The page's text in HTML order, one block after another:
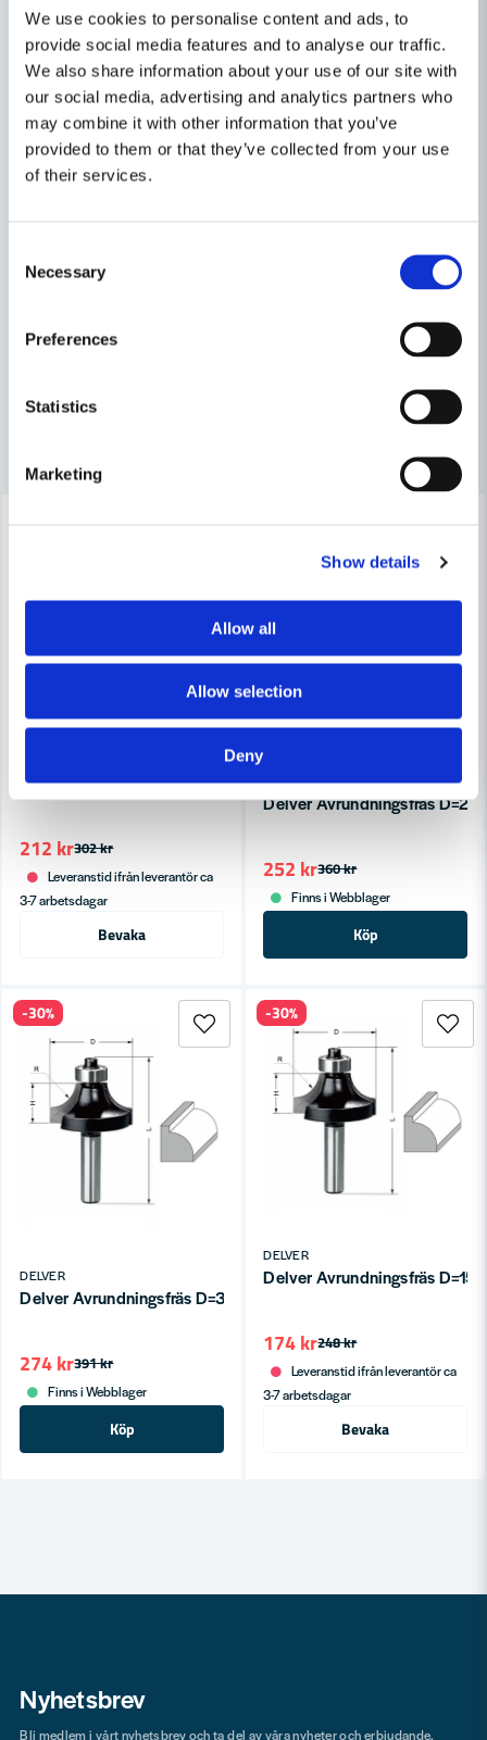
We use cookies to personalise content and ads, to
provide social media features and to analyse our traffic.
We also share information about your use of our site with
our social media, advertising and analytics partners who
may combine it with other information that you’ve
provided to them or that they’ve collected from your use
of their services.
Selection
Necessary
Preferences
Statistics
Marketing
Show details
Allow all
Allow selection
Deny
Radie (R) 6,3
Egenskaper
Produkttyp Avrundningsfräsar
Diameter (mm)
Ställ en produktfråga
question
Fråga oss något om denna produkten...
name
Ja, ni får publicera min fråga
Relaterade kategorier
Tillbehör & Förbrukning
Delver Avrundningsfräs D=20.7 H=11.1 L=54 R=4 S=8
302 kr
212 kr
Leveranstid ifrån leverantör ca
3-7 arbetsdagar
Bevaka
DELVER
Delver Avrundningsfräs
360 kr
252 kr
Finns i Webblager
Köp
DELVER
Delver Avrundningsfräs D=32.7 H=16.7 L=62 R=10 S=8
391 kr
274 kr
Finns i Webblager
Köp
-30%
DELVER
Delver Avrundningsfräs
248 kr
174 kr
Leveranstid ifrån leverantör ca
3-7 arbetsdagar
Bevaka
-30%
Nyhetsbrev
Bli medlem i vårt nyhetsbrev och ta del av våra nyheter och erbjudande.